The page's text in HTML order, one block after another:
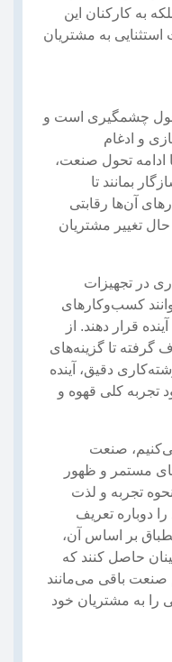
به کارکنان این
استثنایی به مشتریان
تحول چشمگیری است و
و ادغام
ادامه تحول صنعت،
بمانند تا
آن‌ها رقابتی
تغییر مشتریان
در تجهیزات
کسب‌وکارهای
قرار دهند. از
تا گزینه‌های
دقیق، آینده
تجربه کلی قهوه و
سال 2030 نگاه می‌کنیم، صنعت
مستمر و ظهور
تجربه و لذت
دوباره تعریف
بر اساس آن،
حاصل کنند که
باقی می‌مانند
را به مشتریان خود